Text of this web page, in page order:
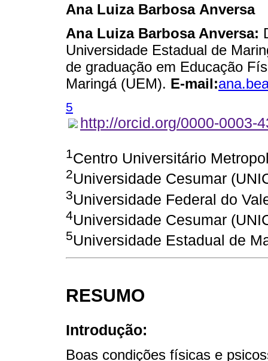
Ana Luiza Barbosa Anversa
Ana Luiza Barbosa Anversa:
Universidade Estadual de
de graduação em Educação
Maringá (UEM). E-mail:
5
http://orcid.org/0000-0003-
1Centro Universitário
2Universidade Cesumar
3Universidade Federal do
4Universidade Cesumar
5Universidade Estadual de
RESUMO
Introdução:
Boas condições físicas e